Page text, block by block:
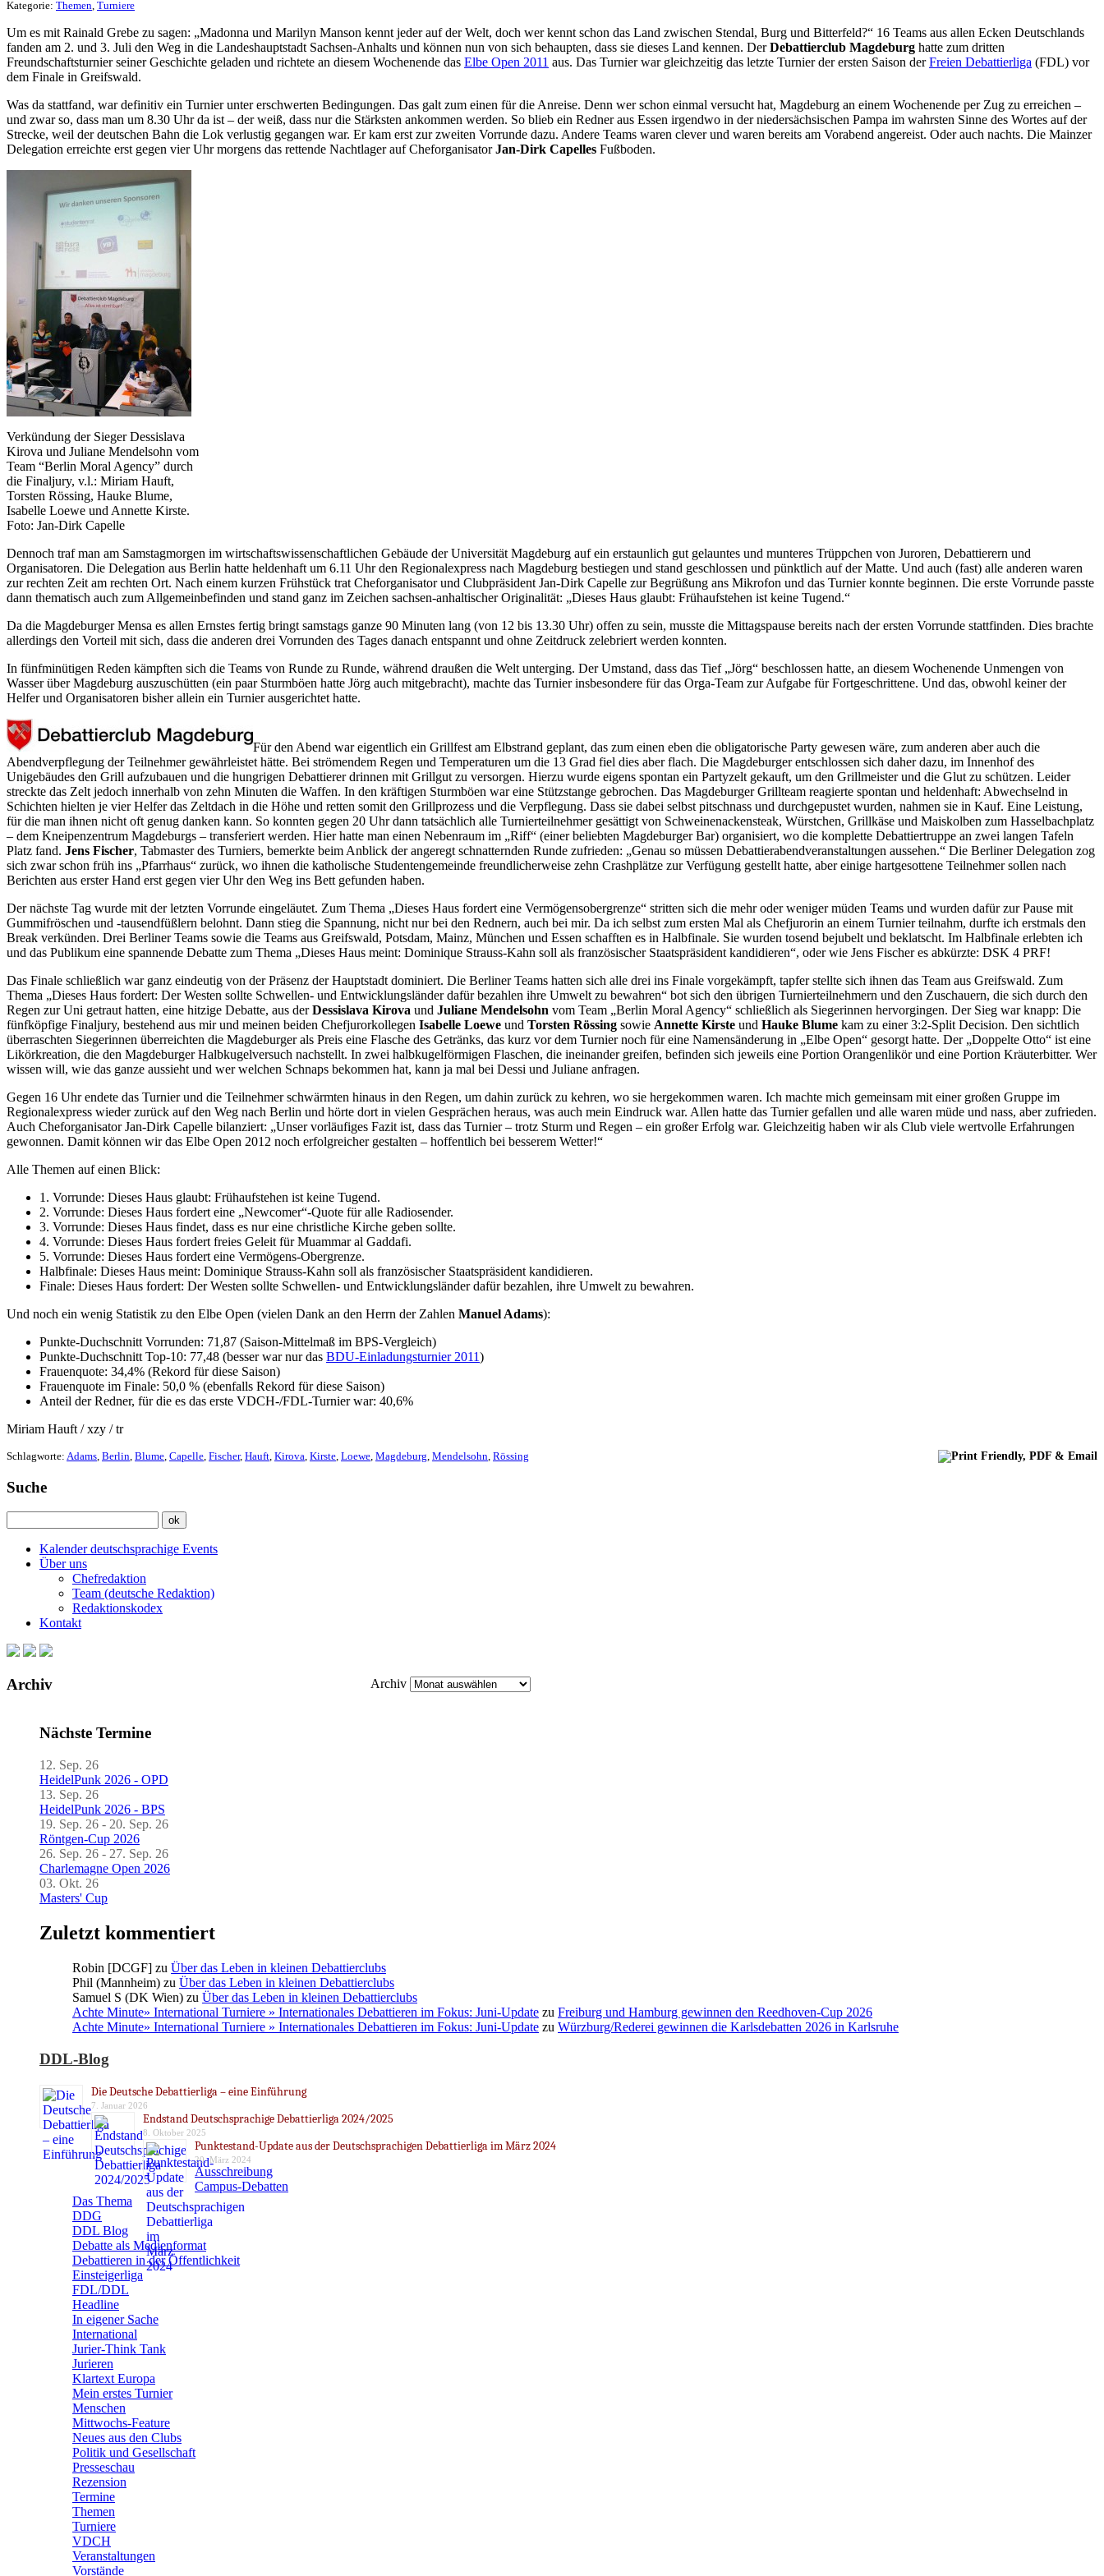
Kategorie: Themen Turniere
Um es mit Rainald Grebe zu sagen: „Madonna und Marilyn Manson kennt jeder auf der Welt, doch wer kennt schon das Land zwischen Stendal, Burg und Bitterfeld?“ 16 Teams aus allen Ecken Deutschlands
fanden am 2. und 3. Juli den Weg in die Landeshauptstadt Sachsen-Anhalts und können nun von sich behaupten, dass sie dieses Land kennen. DerDebattierclub Magdeburg hatte zum dritten
Freundschaftsturnier seiner Geschichte geladen und richtete an diesem Wochenende das Elbe Open 2011 aus. Das Turnier war gleichzeitig das letzte Turnier der ersten Saison derFreien Debattierliga (FDL) vor
dem Finale in Greifswald.
Was da stattfand, war definitiv ein Turnier unter erschwerten Bedingungen. Das galt zum einen für die Anreise. Denn wer schon einmal versucht hat, Magdeburg an einem Wochenende per Zug zu erreichen –
und zwar so, dass man um 8.30 Uhr da ist – der weiß, dass nur die Stärksten ankommen werden. So blieb ein Redner aus Essen irgendwo in der niedersächsischen Pampa im wahrsten Sinne des Wortes auf der
Strecke, weil der deutschen Bahn die Lok verlustig gegangen war. Er kam erst zur zweiten Vorrunde dazu. Andere Teams waren clever und waren bereits am Vorabend angereist. Oder auch nachts. Die Mainzer
Delegation erreichte erst gegen vier Uhr morgens das rettende Nachtlager auf CheforganisatorJan-Dirk Capelles Fußboden.
Verkündung der Sieger Dessislava
Kirova und Juliane Mendelsohn vom
Team “Berlin Moral Agency” durch
die Finaljury, v.l.: Miriam Hauft,
Torsten Rössing, Hauke Blume,
Isabelle Loewe und Annette Kirste.
Foto: Jan-Dirk Capelle
Dennoch traf man am Samstagmorgen im wirtschaftswissenschaftlichen Gebäude der Universität Magdeburg auf ein erstaunlich gut gelauntes und munteres Trüppchen von Juroren, Debattierern und
Organisatoren. Die Delegation aus Berlin hatte heldenhaft um 6.11 Uhr den Regionalexpress nach Magdeburg bestiegen und stand geschlossen und pünktlich auf der Matte. Und auch (fast) alle anderen waren
zur rechten Zeit am rechten Ort. Nach einem kurzen Frühstück trat Cheforganisator und Clubpräsident Jan-Dirk Capelle zur Begrüßung ans Mikrofon und das Turnier konnte beginnen. Die erste Vorrunde passte
dann thematisch auch zum Allgemeinbefinden und stand ganz im Zeichen sachsen-anhaltischer Originalität: „Dieses Haus glaubt: Frühaufstehen ist keine Tugend.“
Da die Magdeburger Mensa es allen Ernstes fertig bringt samstags ganze 90 Minuten lang (von 12 bis 13.30 Uhr) offen zu sein, musste die Mittagspause bereits nach der ersten Vorrunde stattfinden. Dies brachte
allerdings den Vorteil mit sich, dass die anderen drei Vorrunden des Tages danach entspannt und ohne Zeitdruck zelebriert werden konnten.
In fünfminütigen Reden kämpften sich die Teams von Runde zu Runde, während draußen die Welt unterging. Der Umstand, dass das Tief „Jörg“ beschlossen hatte, an diesem Wochenende Unmengen von
Wasser über Magdeburg auszuschütten (ein paar Sturmböen hatte Jörg auch mitgebracht), machte das Turnier insbesondere für das Orga-Team zur Aufgabe für Fortgeschrittene. Und das, obwohl keiner der
Helfer und Organisatoren bisher allein ein Turnier ausgerichtet hatte.
Für den Abend war eigentlich ein Grillfest am Elbstrand geplant, das zum einen eben die obligatorische Party gewesen wäre, zum anderen aber auch die
Abendverpflegung der Teilnehmer gewährleistet hätte. Bei strömendem Regen und Temperaturen um die 13 Grad fiel dies aber flach. Die Magdeburger entschlossen sich daher dazu, im Innenhof des
Unigebäudes den Grill aufzubauen und die hungrigen Debattierer drinnen mit Grillgut zu versorgen. Hierzu wurde eigens spontan ein Partyzelt gekauft, um den Grillmeister und die Glut zu schützen. Leider
streckte das Zelt jedoch innerhalb von zehn Minuten die Waffen. In den kräftigen Sturmböen war eine Stützstange gebrochen. Das Magdeburger Grillteam reagierte spontan und heldenhaft: Abwechselnd in
Schichten hielten je vier Helfer das Zeltdach in die Höhe und retten somit den Grillprozess und die Verpflegung. Dass sie dabei selbst pitschnass und durchgepustet wurden, nahmen sie in Kauf. Eine Leistung,
für die man ihnen nicht oft genug danken kann. So konnten gegen 20 Uhr dann tatsächlich alle Turnierteilnehmer gesättigt von Schweinenackensteak, Würstchen, Grillkäse und Maiskolben zum Hasselbachplatz
– dem Kneipenzentrum Magdeburgs – transferiert werden. Hier hatte man einen Nebenraum im „Riff“ (einer beliebten Magdeburger Bar) organisiert, wo die komplette Debattiertruppe an zwei langen Tafeln
Platz fand. Jens Fischer, Tabmaster des Turniers, bemerkte beim Anblick der angeregt schnatternden Runde zufrieden: „Genau so müssen Debattierabendveranstaltungen aussehen.“ Die Berliner Delegation zog
sich zwar schon früh ins „Pfarrhaus“ zurück, wo ihnen die katholische Studentengemeinde freundlicherweise zehn Crashplätze zur Verfügung gestellt hatte, aber einige hartgesottene Teilnehmer sollen nach
Berichten aus erster Hand erst gegen vier Uhr den Weg ins Bett gefunden haben.
Der nächste Tag wurde mit der letzten Vorrunde eingeläutet. Zum Thema „Dieses Haus fordert eine Vermögensobergrenze“ stritten sich die mehr oder weniger müden Teams und wurden dafür zur Pause mit
Gummifröschen und -tausendfüßlern belohnt. Dann stieg die Spannung, nicht nur bei den Rednern, auch bei mir. Da ich selbst zum ersten Mal als Chefjurorin an einem Turnier teilnahm, durfte ich erstmals den
Break verkünden. Drei Berliner Teams sowie die Teams aus Greifswald, Potsdam, Mainz, München und Essen schafften es in Halbfinale. Sie wurden tosend bejubelt und beklatscht. Im Halbfinale erlebten ich
und das Publikum eine spannende Debatte zum Thema „Dieses Haus meint: Dominique Strauss-Kahn soll als französischer Staatspräsident kandidieren“, oder wie Jens Fischer es abkürzte: DSK 4 PRF!
Das Finale schließlich war ganz eindeutig von der Präsenz der Hauptstadt dominiert. Die Berliner Teams hatten sich alle drei ins Finale vorgekämpft, tapfer stellte sich ihnen das Team aus Greifswald. Zum
Thema „Dieses Haus fordert: Der Westen sollte Schwellen- und Entwicklungsländer dafür bezahlen ihre Umwelt zu bewahren“ bot sich den übrigen Turnierteilnehmern und den Zuschauern, die sich durch den
Regen zur Uni getraut hatten, eine hitzige Debatte, aus derDessislava Kirova und Juliane Mendelsohn vom Team „Berlin Moral Agency“ schließlich als Siegerinnen hervorgingen. Der Sieg war knapp: Die
fünfköpfige Finaljury, bestehend aus mir und meinen beiden Chefjurorkollegen Isabelle Loewe und Torsten Rössing sowie Annette Kirste und Hauke Blume kam zu einer 3:2-Split Decision. Den sichtlich
überraschten Siegerinnen überreichten die Magdeburger als Preis eine Flasche des Getränks, das kurz vor dem Turnier noch für eine Namensänderung in „Elbe Open“ gesorgt hatte. Der „Doppelte Otto“ ist eine
Likörkreation, die den Magdeburger Halbkugelversuch nachstellt. In zwei halbkugelförmigen Flaschen, die ineinander greifen, befinden sich jeweils eine Portion Orangenlikör und eine Portion Kräuterbitter. Wer
wissen will, wie das ganze aussieht und wer welchen Schnaps bekommen hat, kann ja mal bei Dessi und Juliane anfragen.
Gegen 16 Uhr endete das Turnier und die Teilnehmer schwärmten hinaus in den Regen, um dahin zurück zu kehren, wo sie hergekommen waren. Ich machte mich gemeinsam mit einer großen Gruppe im
Regionalexpress wieder zurück auf den Weg nach Berlin und hörte dort in vielen Gesprächen heraus, was auch mein Eindruck war. Allen hatte das Turnier gefallen und alle waren müde und nass, aber zufrieden.
Auch Cheforganisator Jan-Dirk Capelle bilanziert: „Unser vorläufiges Fazit ist, dass das Turnier – trotz Sturm und Regen – ein großer Erfolg war. Gleichzeitig haben wir als Club viele wertvolle Erfahrungen
gewonnen. Damit können wir das Elbe Open 2012 noch erfolgreicher gestalten – hoffentlich bei besserem Wetter!“
Alle Themen auf einen Blick:
1. Vorrunde: Dieses Haus glaubt: Frühaufstehen ist keine Tugend.
2. Vorrunde: Dieses Haus fordert eine „Newcomer“-Quote für alle Radiosender.
3. Vorrunde: Dieses Haus findet, dass es nur eine christliche Kirche geben sollte.
4. Vorrunde: Dieses Haus fordert freies Geleit für Muammar al Gaddafi.
5. Vorrunde: Dieses Haus fordert eine Vermögens-Obergrenze.
Halbfinale: Dieses Haus meint: Dominique Strauss-Kahn soll als französischer Staatspräsident kandidieren.
Finale: Dieses Haus fordert: Der Westen sollte Schwellen- und Entwicklungsländer dafür bezahlen, ihre Umwelt zu bewahren.
Und noch ein wenig Statistik zu den Elbe Open (vielen Dank an den Herrn der Zahlen Manuel Adams):
Punkte-Duchschnitt Vorrunden: 71,87 (Saison-Mittelmaß im BPS-Vergleich)
Punkte-Duchschnitt Top-10: 77,48 (besser war nur das BDU-Einladungsturnier 2011)
Frauenquote: 34,4% (Rekord für diese Saison)
Frauenquote im Finale: 50,0 % (ebenfalls Rekord für diese Saison)
Anteil der Redner, für die es das erste VDCH-/FDL-Turnier war: 40,6%
Miriam Hauft / xzy / tr
Schlagworte: Adams Berlin Blume Capelle Fischer, Hauft Kirova Kirste Loewe Magdeburg Mendelsohn Rössing
Suche
Kalender deutschsprachige Events
Über uns
Chefredaktion
Team (deutsche Redaktion)
Redaktionskodex
Kontakt
Archiv Archiv
Nächste Termine
12. Sep. 26
HeidelPunk 2026 - OPD
13. Sep. 26
HeidelPunk 2026 - BPS
19. Sep. 26 - 20. Sep. 26
Röntgen-Cup 2026
26. Sep. 26 - 27. Sep. 26
Charlemagne Open 2026
03. Okt. 26
Masters' Cup
Zuletzt kommentiert
Robin [DCGF] zu Über das Leben in kleinen Debattierclubs
Phil (Mannheim) zu Über das Leben in kleinen Debattierclubs
Samuel S (DK Wien) zu Über das Leben in kleinen Debattierclubs
Achte Minute» International Turniere » Internationales Debattieren im Fokus: Juni-Update zu Freiburg und Hamburg gewinnen den Reedhoven-Cup 2026
Achte Minute» International Turniere » Internationales Debattieren im Fokus: Juni-Update zu Würzburg/Rederei gewinnen die Karlsdebatten 2026 in Karlsruhe
DDL-Blog
Die Deutsche Debattierliga – eine Einführung
7. Januar 2026
Endstand Deutschsprachige Debattierliga 2024/2025
8. Oktober 2025
Punktestand-Update aus der Deutschsprachigen Debattierliga im März 2024
20. März 2024
Ausschreibung
Campus-Debatten
Das Thema
DDG
DDL Blog
Debatte als Medienformat
Debattieren in der Öffentlichkeit
Einsteigerliga
FDL/DDL
Headline
In eigener Sache
International
Jurier-Think Tank
Jurieren
Klartext Europa
Mein erstes Turnier
Menschen
Mittwochs-Feature
Neues aus den Clubs
Politik und Gesellschaft
Presseschau
Rezension
Termine
Themen
Turniere
VDCH
Veranstaltungen
Vorstände